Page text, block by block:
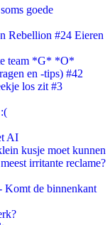
goede
Rebellion #24 Eieren
team *G* *O*
en -tips) #42
los zit #3
AI
kusje moet kunnen
irritante reclame?
Komt de binnenkant